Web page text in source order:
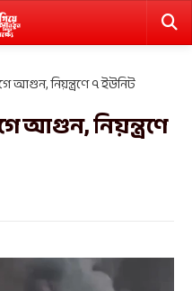
আগুন, নিয়ন্ত্রণে ৭ ইউনিট
আগুন, নিয়ন্ত্রণে